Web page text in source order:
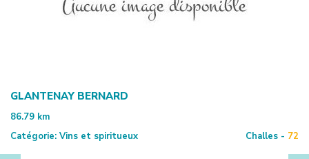
GLANTENAY BERNARD
86.79 km
Catégorie: Vins et spiritueux Challes - 72